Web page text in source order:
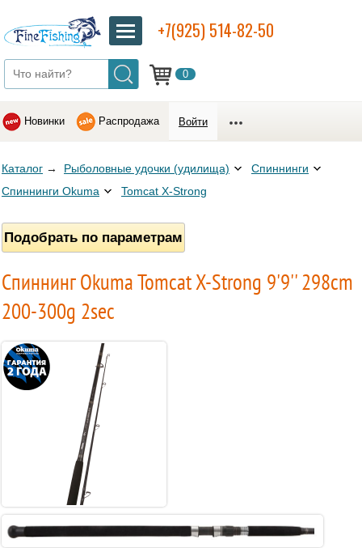
0
+7(925) 514-82-50
Новинки Распродажа Войти
Каталог → Рыболовные удочки (удилища)
Спиннинги
Спиннинги Okuma
Tomcat X-Strong
Подобрать по параметрам
Спиннинг Okuma Tomcat X-Strong 9'9'' 298cm
200-300g 2sec